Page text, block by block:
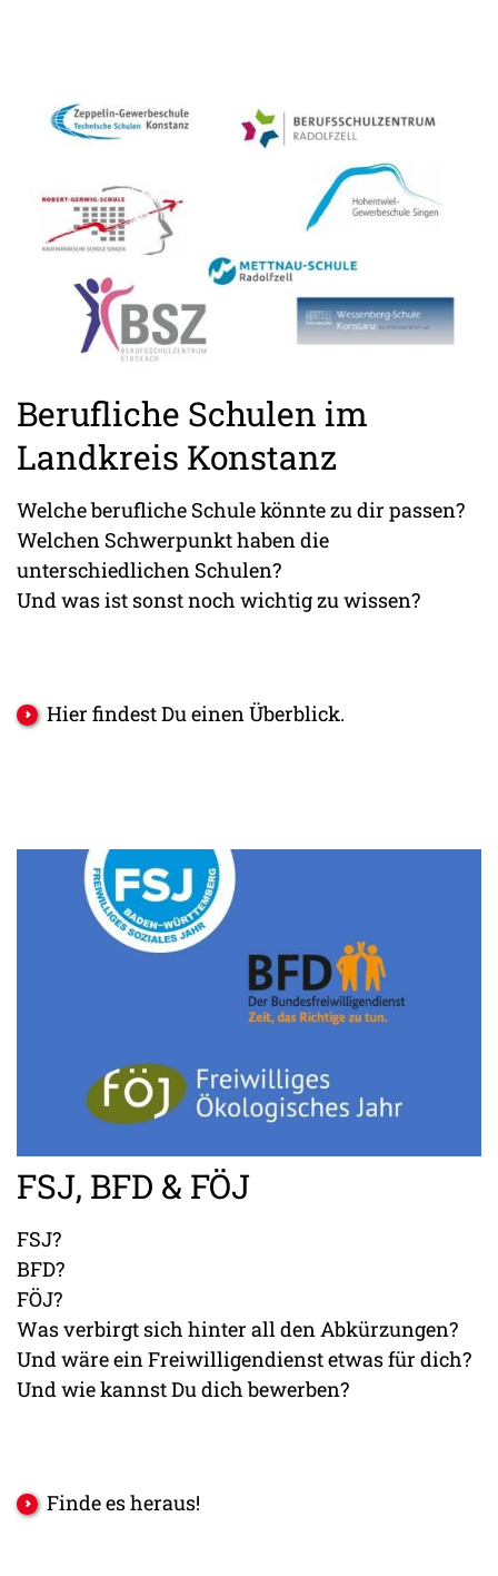
Berufliche Schulen im
Landkreis Konstanz
Welche berufliche Schule könnte zu dir passen?
Welchen Schwerpunkt haben die
unterschiedlichen Schulen?
Und was ist sonst noch wichtig zu wissen?
Hier findest Du einen Überblick.
FSJ, BFD & FÖJ
FSJ?
BFD?
FÖJ?
Was verbirgt sich hinter all den Abkürzungen?
Und wäre ein Freiwilligendienst etwas für dich?
Und wie kannst Du dich bewerben?
Finde es heraus!